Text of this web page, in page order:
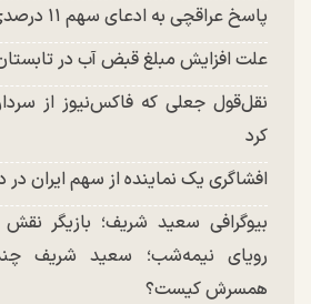
پاسخ عراقچی به ادعای سهم ۱۱ درصدی ایران از خزر
علت افزایش مبلغ قبض آب در
نقل‌قول جعلی که فاکس‌نیوز از
کرد
افشاگری یک نماینده از سهم ایران در
بیوگرافی سعید شریف؛ بازیگر
رویای نیمه‌شب؛ سعید شریف
همسرش کیست؟